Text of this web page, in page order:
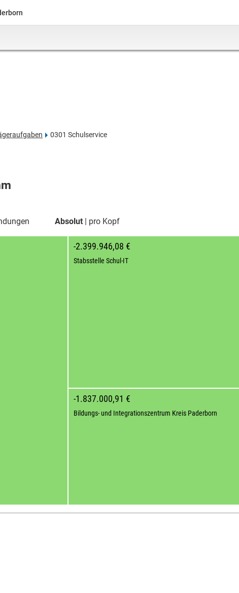
0301 Schulservice
Absolut pro Kopf
-2.399.946,08 €
Stabsstelle Schul-IT
-1.837.000,91 €
Bildungs- und Integrationszentrum Kreis Paderborn